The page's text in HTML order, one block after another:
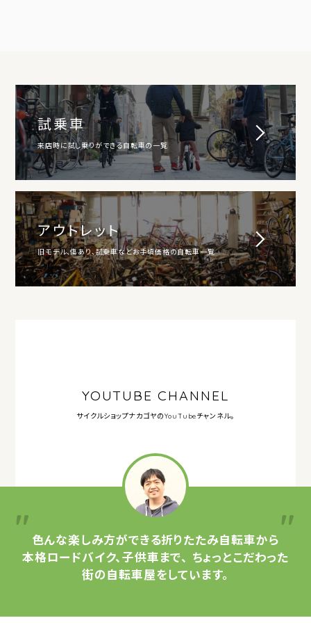
試乗車
来店時に試し乗りができる自転車の一覧
アウトレット
旧モデル、傷あり、試乗車などお手頃価格の自転車一覧
YOUTUBE CHANNEL
サイクルショップナカゴヤのYouTubeチャンネル。
色んな楽しみ方ができる折りたたみ自転車から
本格ロードバイク、子供車まで、 ちょっとこだわった
街の自転車屋をしています。